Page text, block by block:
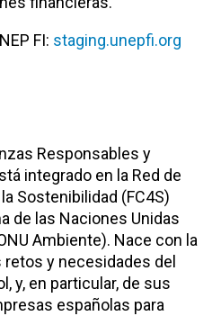
FI: staging.unepfi.org
Responsables y
integrado en la Red de
Sostenibilidad (FC4S)
de las Naciones Unidas
Ambiente). Nace con la
retos y necesidades del
y, en particular, de sus
españolas para